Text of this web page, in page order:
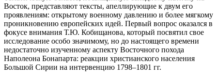
Восток, представляют тексты, апеллирующие к двум его
проявлениям: открытому военному давлению и более мягкому
проникновению европейских идей. Первый вопрос оказался в
фокусе внимания Т.Ю. Кобищанова, который посвятил свое
исследование особо значимому, но до настоящего времени
недостаточно изученному аспекту Восточного похода
Наполеона Бонапарта: реакции христианского населения
Большой Сирии на интервенцию 1798–1801 гг.